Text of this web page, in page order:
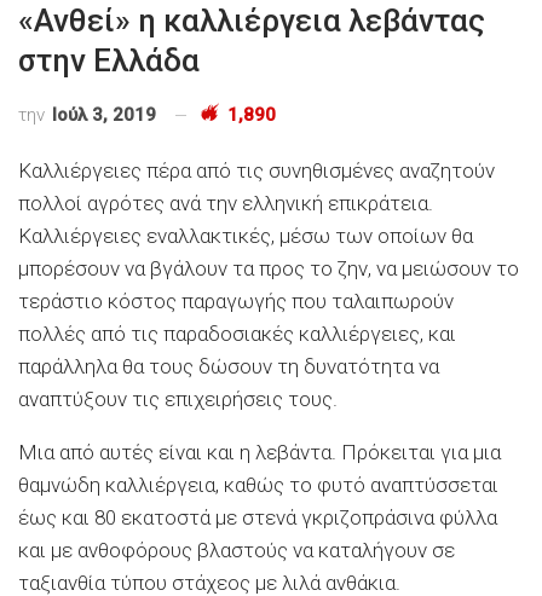
«Ανθεί» η καλλιέργεια λεβάντας
στην Ελλάδα
την Ιούλ 3, 2019 1,890
Καλλιέργειες πέρα από τις συνηθισμένες αναζητούν
πολλοί αγρότες ανά την ελληνική επικράτεια.
Καλλιέργειες εναλλακτικές, μέσω των οποίων θα
μπορέσουν να βγάλουν τα προς το ζην, να μειώσουν το
τεράστιο κόστος παραγωγής που ταλαιπωρούν
πολλές από τις παραδοσιακές καλλιέργειες, και
παράλληλα θα τους δώσουν τη δυνατότητα να
αναπτύξουν τις επιχειρήσεις τους.
Μια από αυτές είναι και η λεβάντα. Πρόκειται για μια
θαμνώδη καλλιέργεια, καθώς το φυτό αναπτύσσεται
έως και 80 εκατοστά με στενά γκριζοπράσινα φύλλα
και με ανθοφόρους βλαστούς να καταλήγουν σε
ταξιανθία τύπου στάχεος με λιλά ανθάκια.